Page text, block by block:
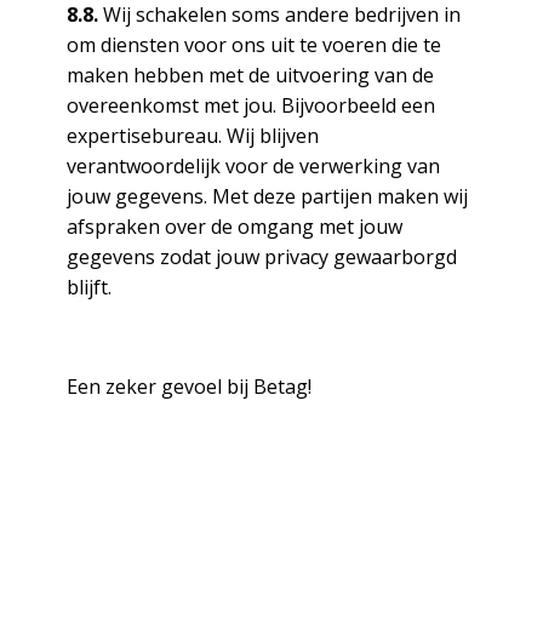
8.8.Wij schakelen soms andere bedrijven in
om diensten voor ons uit te voeren die te
maken hebben met de uitvoering van de
overeenkomst met jou. Bijvoorbeeld een
expertisebureau. Wij blijven
verantwoordelijk voor de verwerking van
jouw gegevens. Met deze partijen maken wij
afspraken over de omgang met jouw
gegevens zodat jouw privacy gewaarborgd
blijft.
Een zeker gevoel bij Betag!